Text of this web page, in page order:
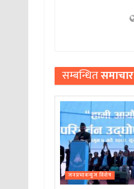
सम्बन्धितसमाचार
जनप्रभाबन्युज विशेष